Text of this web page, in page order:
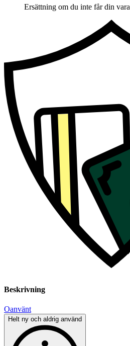
Ersättning om du inte får din vara
Beskrivning
Oanvänt
Helt ny och aldrig använd